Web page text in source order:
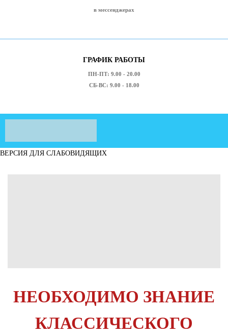
в мессенджерах
ГРАФИК РАБОТЫ
ПН-ПТ: 9.00 - 20.00
СБ-ВС: 9.00 - 18.00
ВЕРСИЯ ДЛЯ СЛАБОВИДЯЩИХ
НЕОБХОДИМО ЗНАНИЕ
КЛАССИЧЕСКОГО